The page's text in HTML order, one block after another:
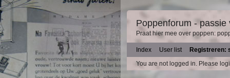
Poppenforum - passie
Praat hier mee over poppen:
Index User list
Registreren:
You are not logged in. Please